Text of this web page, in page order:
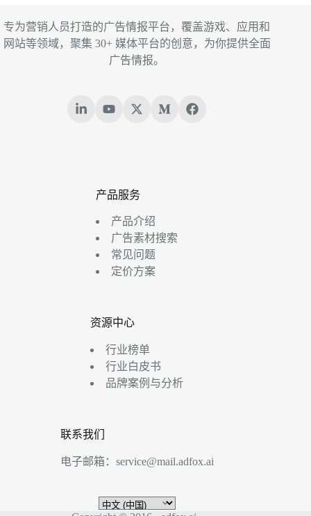
专为营销人员打造的广告情报平台，覆盖游戏、应用和
网站等领域，聚集 30+ 媒体平台的创意，为你提供全面
广告情报。
产品服务
产品介绍
广告素材搜索
常见问题
定价方案
资源中心
行业榜单
行业白皮书
品牌案例与分析
联系我们
电子邮箱： service@mail.adfox.ai
选